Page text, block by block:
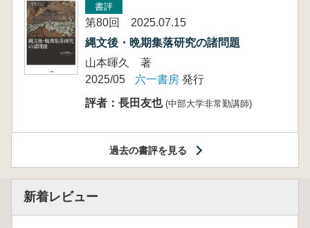
書評
第80回 2025.07.15
縄文後・晩期集落研究の諸問題
山本暉久 著
2025/05
六一書房 発行
評者：長田友也 (中部大学非常勤講師)
過去の書評を見る
新着レビュー